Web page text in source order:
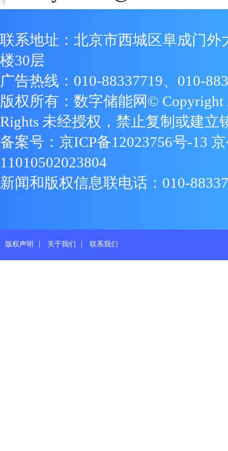
联系地址：北京市西城区阜成门外
楼30层
广告热线：010-88337719、010-
版权所有：数字储能网© Copyright
Rights 未经授权，禁止复制或建立
备案号： 京ICP备12023756号-13
11010502023804
新闻和版权信息联电话：010-
版权声明 | 关于我们 | 联系我们